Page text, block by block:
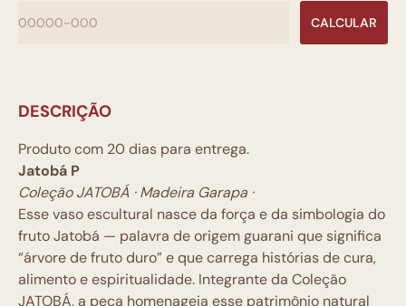
CALCULAR
DESCRIÇÃO
Produto com 20 dias para entrega.
Jatobá P
Coleção JATOBÁ · Madeira Garapa ·
Esse vaso escultural nasce da força e da simbologia do
fruto Jatobá — palavra de origem guarani que significa
“árvore de fruto duro” e que carrega histórias de cura,
alimento e espiritualidade. Integrante da Coleção
JATOBÁ, a peça homenageia esse patrimônio natural